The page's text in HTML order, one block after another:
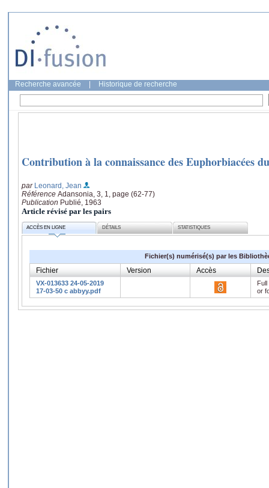
Recherche avancée Historique de recherche
Contribution à la connaissance des Euphorbiacées
par Leonard, Jean
Référence Adansonia, 3, 1, page (62-77)
Publication Publié, 1963
Article révisé par les pairs
ACCÈS EN LIGNE DÉTAILS STATISTIQUES
Fichier(s) numérisé(s) par les
Fichier Version Accès
VX-013633 24-05-2019
17-03-50 c abbyy.pdf
or